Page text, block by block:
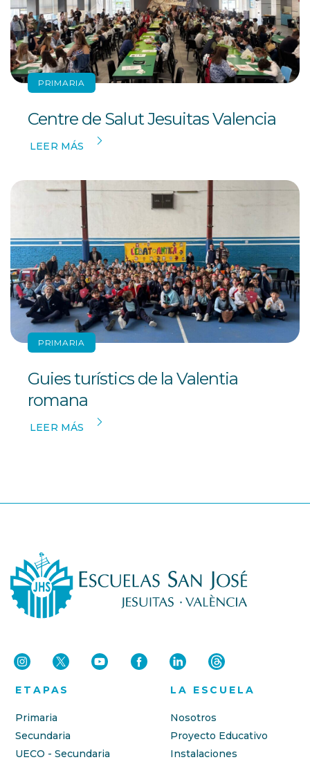
PRIMARIA
Centre de Salut Jesuitas Valencia
LEER MÁS
PRIMARIA
Guies turístics de la Valentia
romana
LEER MÁS
ETAPAS
Primaria
Secundaria
UECO - Secundaria
LA ESCUELA
Nosotros
Proyecto Educativo
Instalaciones